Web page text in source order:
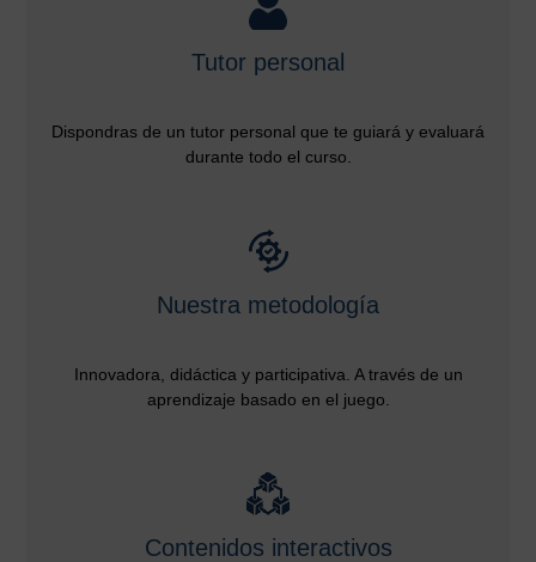
Tutor personal
Dispondras de un tutor personal que te guiará y evaluará
durante todo el curso.
Nuestra metodología
Innovadora, didáctica y participativa. A través de un
aprendizaje basado en el juego.
Contenidos interactivos